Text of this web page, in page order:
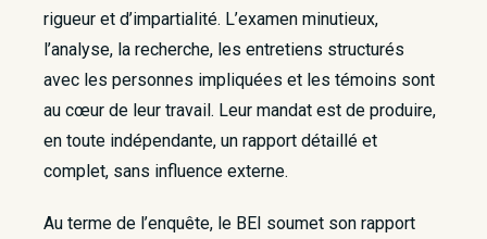
rigueur et d’impartialité. L’examen minutieux,
l’analyse, la recherche, les entretiens structurés
avec les personnes impliquées et les témoins sont
au cœur de leur travail. Leur mandat est de produire,
en toute indépendante, un rapport détaillé et
complet, sans influence externe.
Au terme de l’enquête, le BEI soumet son rapport